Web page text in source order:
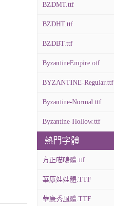
BZDMT.ttf
BZDHT.ttf
BZDBT.ttf
ByzantineEmpire.otf
BYZANTINE-Regular.ttf
Byzantine-Normal.ttf
Byzantine-Hollow.ttf
熱門字體
方正喵嗚體.ttf
華康娃娃體.TTF
華康秀風體.TTF